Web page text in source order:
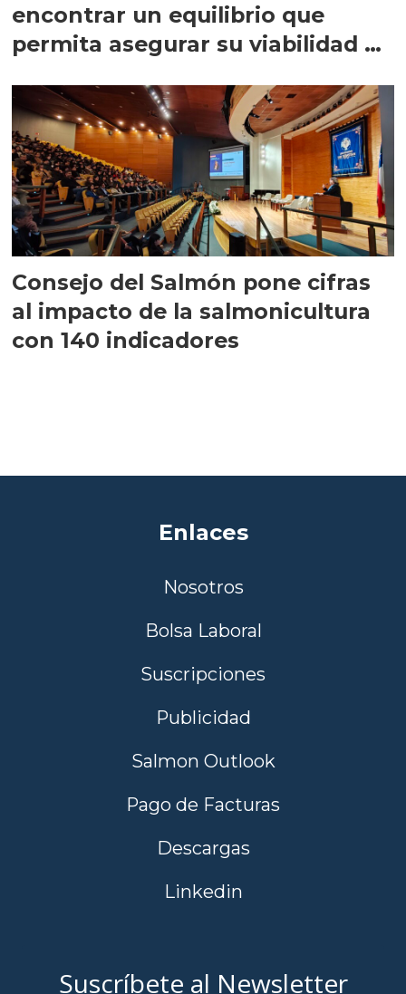
encontrar un equilibrio que
permita asegurar su viabilidad de
Consejo del Salmón pone cifras
al impacto de la salmonicultura
con 140 indicadores
Enlaces
Nosotros
Bolsa Laboral
Suscripciones
Publicidad
Salmon Outlook
Pago de Facturas
Descargas
Linkedin
Suscríbete al Newsletter